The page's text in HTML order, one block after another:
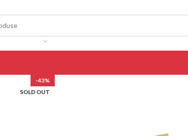
-43%
SOLD OUT